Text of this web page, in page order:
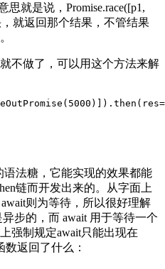
思就是说，Promise.race([p1,
就返回那个结果，不管结果
不做了，可以用这个方法来解
5000 )]).then( res
语法糖，它能实现的效果都能
链而开发出来的。从字面上
则为等待，所以很好理解
步的，而 await 用于等待一个
强制规定await只能出现在
数返回了什么：